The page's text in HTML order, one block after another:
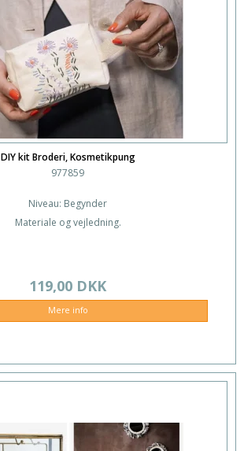
DIY kit Broderi, Kosmetikpung
977859
Niveau: Begynder
Materiale og vejledning.
119,00 DKK
Mere info